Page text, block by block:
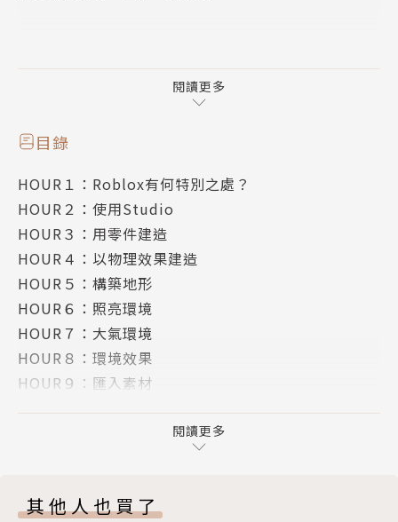
本書內容涵蓋了從Roblox的基本特點到具體操作的各
個層面，包括使用Studio的基本教學、遊戲結構與協
個小時的學習，玩家能夠深入了解Roblox遊戲開發的
方方面面，成為真正的專家。
新手玩家能夠從書中獲得的益處包括學習編程以及使用
STUDIO的功能進行實時設計和測試，為初次嘗試遊戲
開發的玩家提供了實用的工具和知識。對於老手玩家而
言，這本書不僅提供了全面的內容，還能在面臨遊戲設
計困難時提供解決問題的方向，使得他們能更有效率地
克服挑戰。
總之，這本書不僅僅是一本教學指南，更是一本全方位
不可或缺的利器。
閱讀更多
目錄
HOUR１：Roblox有何特別之處？
HOUR２：使用Studio
HOUR３：用零件建造
HOUR４：以物理效果建造
HOUR５：構築地形
HOUR６：照亮環境
HOUR７：大氣環境
HOUR８：環境效果
HOUR９：匯入素材
HOUR１１：Lua語言概述
HOUR１２：碰撞、Humanoids、分數
HOUR１４：為動畫編寫指令
閱讀更多
其他人也買了